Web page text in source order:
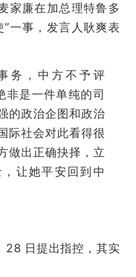
家廉在加总理特鲁多
一事，发言人耿爽表
务，中方不予评
是一件单纯的司
的政治企图和政治
际社会对此看得很
做出正确抉择，立
让她平安回到中
28 日提出指控，其实